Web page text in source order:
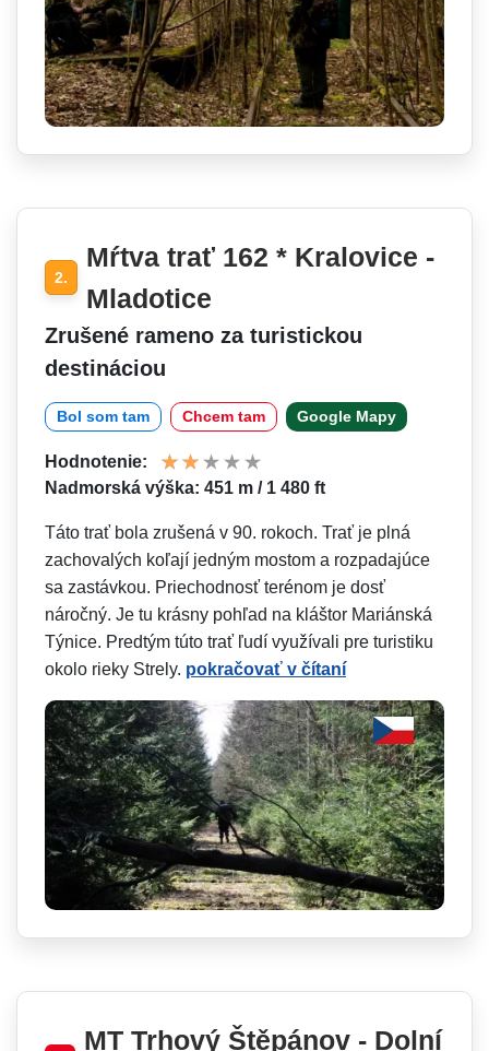
2.
Mŕtva trať 162 * Kralovice -
Mladotice
Zrušené rameno za turistickou
destináciou
Bol som tam Chcem tam Google Mapy
Hodnotenie:
Nadmorská výška: 451 m / 1 480 ft
Táto trať bola zrušená v 90. rokoch. Trať je plná
zachovalých koľají jedným mostom a rozpadajúce
sa zastávkou. Priechodnosť terénom je dosť
náročný. Je tu krásny pohľad na kláštor Mariánská
Týnice. Predtým túto trať ľudí využívali pre turistiku
okolo rieky Strely. pokračovať v čítaní
MT Trhový Štěpánov - Dolní